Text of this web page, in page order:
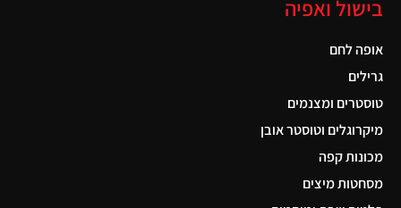
בישול ואפיה
אופה לחם
גרילים
טוסטרים ומצנמים
מיקרוגלים וטוסטר אובן
מכונות קפה
מסחטות מיצים